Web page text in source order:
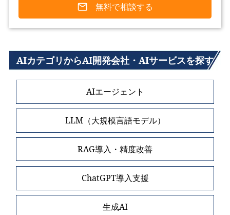
無料で相談する
AIカテゴリからAI開発会社・AIサービスを探す
AIエージェント
LLM（大規模言語モデル）
RAG導入・精度改善
ChatGPT導入支援
生成AI